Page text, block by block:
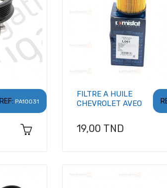
REF: PA10031
FILTRE A HUILE
CHEVROLET AVEO
Prix
19,00 TND